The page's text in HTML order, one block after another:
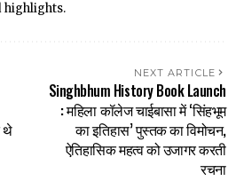
highlights.
थे
NEXT ARTICLE
Singhbhum History Book Launch
: महिला कॉलेज चाईबासा में ‘सिंहभूम
का इतिहास’ पुस्तक का विमोचन,
ऐतिहासिक महत्व को उजागर करती
रचना